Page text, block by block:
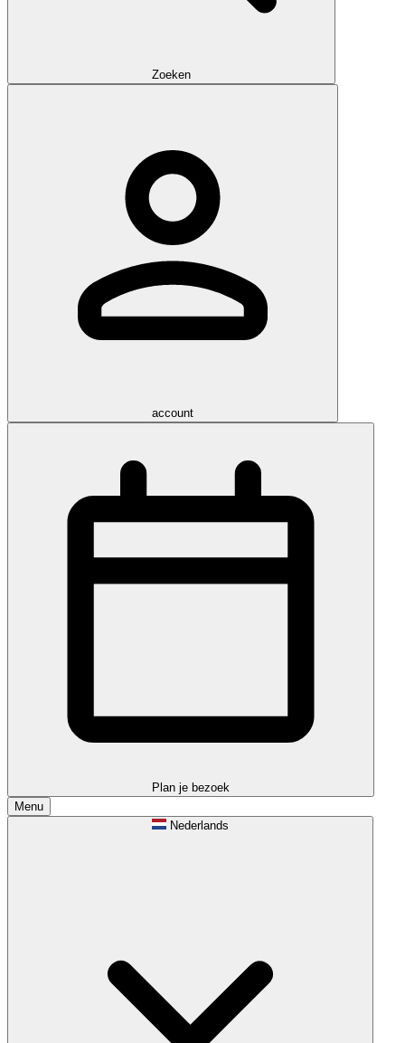
Zoeken
account
Plan je bezoek
Menu
Nederlands